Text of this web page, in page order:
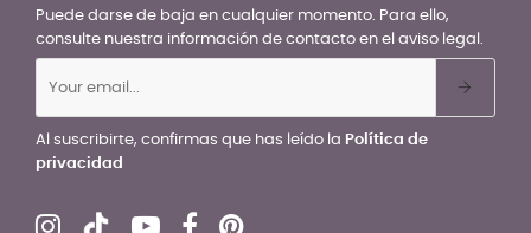
Puede darse de baja en cualquier momento. Para ello,
consulte nuestra información de contacto en el aviso legal.
Al suscribirte, confirmas que has leído la Política de
privacidad